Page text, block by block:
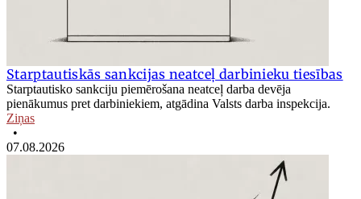
Starptautiskās sankcijas neatceļ darbinieku tiesības
Starptautisko sankciju piemērošana neatceļ darba devēja
pienākumus pret darbiniekiem, atgādina Valsts darba inspekcija.
Ziņas
•
07.08.2026